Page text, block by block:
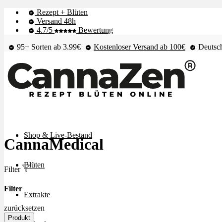
Rezept + Blüten
Versand 48h
4.7/5
Bewertung
95+ Sorten ab 3.99€
Kostenloser Versand ab 100€
Shop & Live-Bestand
Blüten
Extrakte
CannaMedical
Filter
Filter
zurücksetzen
Produkt